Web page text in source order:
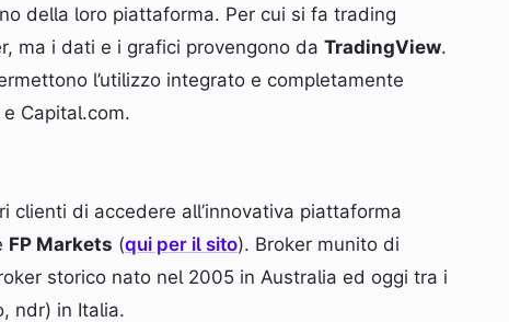
della loro piattaforma. Per cui si fa trading
ma i dati e i grafici provengono da TradingView.
l’utilizzo integrato e completamente
Capital.com.
clienti di accedere all’innovativa piattaforma
FP Markets (qui per il sito). Broker munito di
storico nato nel 2005 in Australia ed oggi tra i
ndr) in Italia.